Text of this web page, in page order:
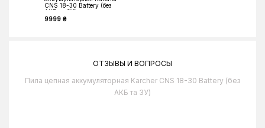
CNS 18-30 Battery (без
АКБ та ЗУ)
9999 ₴
ОТЗЫВЫ И ВОПРОСЫ
Пила цепная аккумуляторная Karcher CNS 18-30 Battery (без
АКБ та ЗУ)